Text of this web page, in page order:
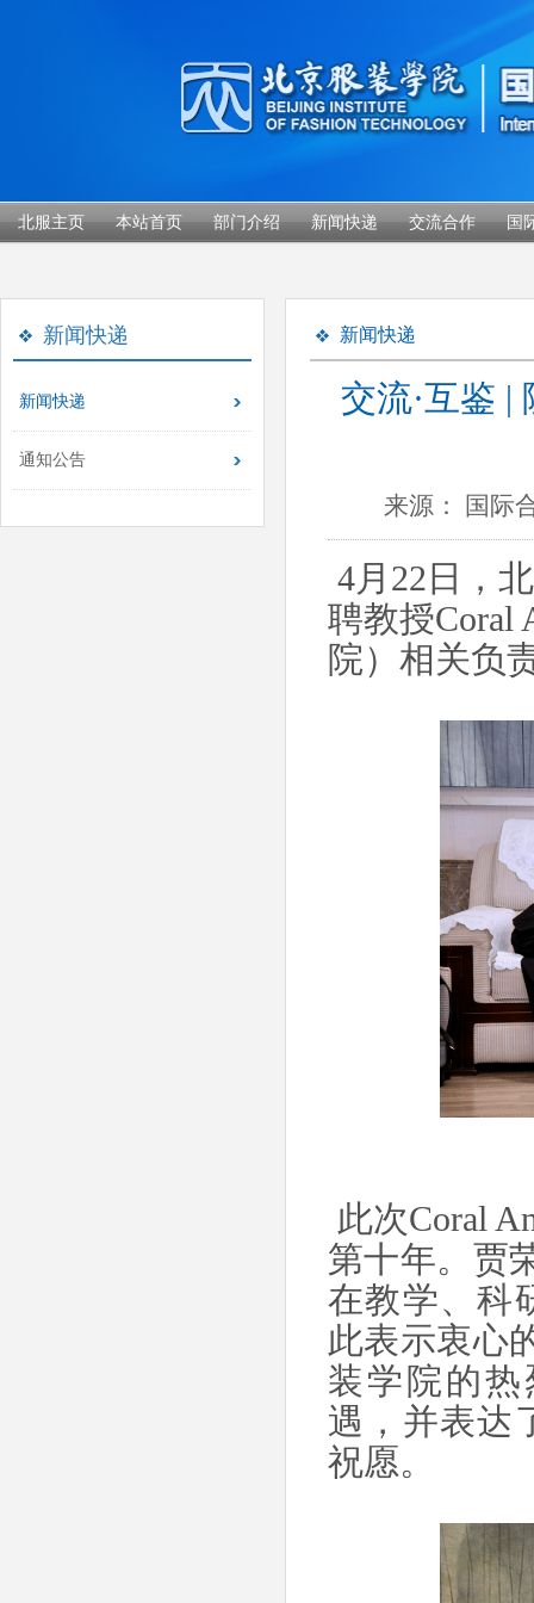
北服主页 本站首页 部门介绍 新闻快递 交流合作 国
新闻快递
新闻快递
通知公告
新闻快递
交流·互鉴 |
来源： 国际
4月22日，
聘教授Coral
院）相关负
此次Coral
第十年。贾
在教学、科
此表示衷心
装学院的
遇，并表达
祝愿。